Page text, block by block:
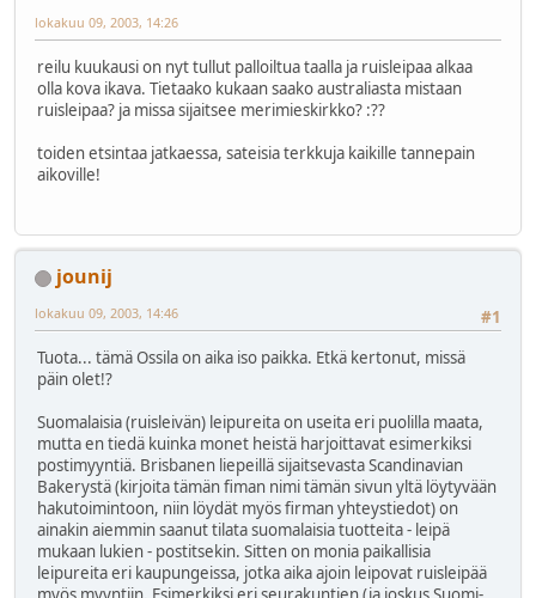
lokakuu 09, 2003, 14:26
reilu kuukausi on nyt tullut palloiltua taalla ja ruisleipaa alkaa
olla kova ikava. Tietaako kukaan saako australiasta mistaan
ruisleipaa? ja missa sijaitsee merimieskirkko? :??
toiden etsintaa jatkaessa, sateisia terkkuja kaikille tannepain
aikoville!
jounij
#1
lokakuu 09, 2003, 14:46
Tuota... tämä Ossila on aika iso paikka. Etkä kertonut, missä
päin olet!?
Suomalaisia (ruisleivän) leipureita on useita eri puolilla maata,
mutta en tiedä kuinka monet heistä harjoittavat esimerkiksi
postimyyntiä. Brisbanen liepeillä sijaitsevasta Scandinavian
Bakerystä (kirjoita tämän fiman nimi tämän sivun yltä löytyvään
hakutoimintoon, niin löydät myös firman yhteystiedot) on
ainakin aiemmin saanut tilata suomalaisia tuotteita - leipä
mukaan lukien - postitsekin. Sitten on monia paikallisia
leipureita eri kaupungeissa, jotka aika ajoin leipovat ruisleipää